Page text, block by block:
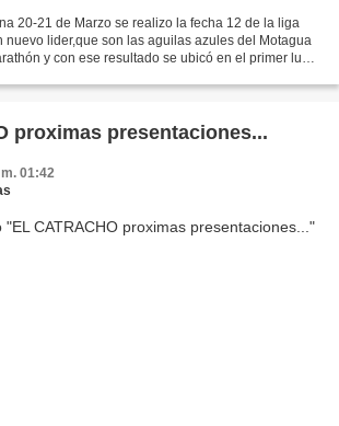
20-21 de Marzo se realizo la fecha 12 de la liga
nuevo lider,que son las aguilas azules del Motagua
y con ese resultado se ubicó en el primer lugar
proximas presentaciones...
01:42